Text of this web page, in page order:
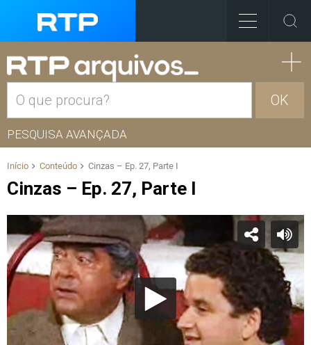
OK
PESQUISA AVANÇADA
Início Conteúdo Cinzas – Ep. 27, Parte I
Cinzas – Ep. 27, Parte I